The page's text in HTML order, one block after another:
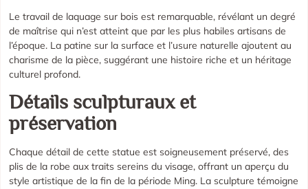
Le travail de laquage sur bois est remarquable, révélant un degré
de maîtrise qui n’est atteint que par les plus habiles artisans de
l’époque. La patine sur la surface et l’usure naturelle ajoutent au
charisme de la pièce, suggérant une histoire riche et un héritage
culturel profond.
Détails sculpturaux et
préservation
Chaque détail de cette statue est soigneusement préservé, des
plis de la robe aux traits sereins du visage, offrant un aperçu du
style artistique de la fin de la période Ming. La sculpture témoigne